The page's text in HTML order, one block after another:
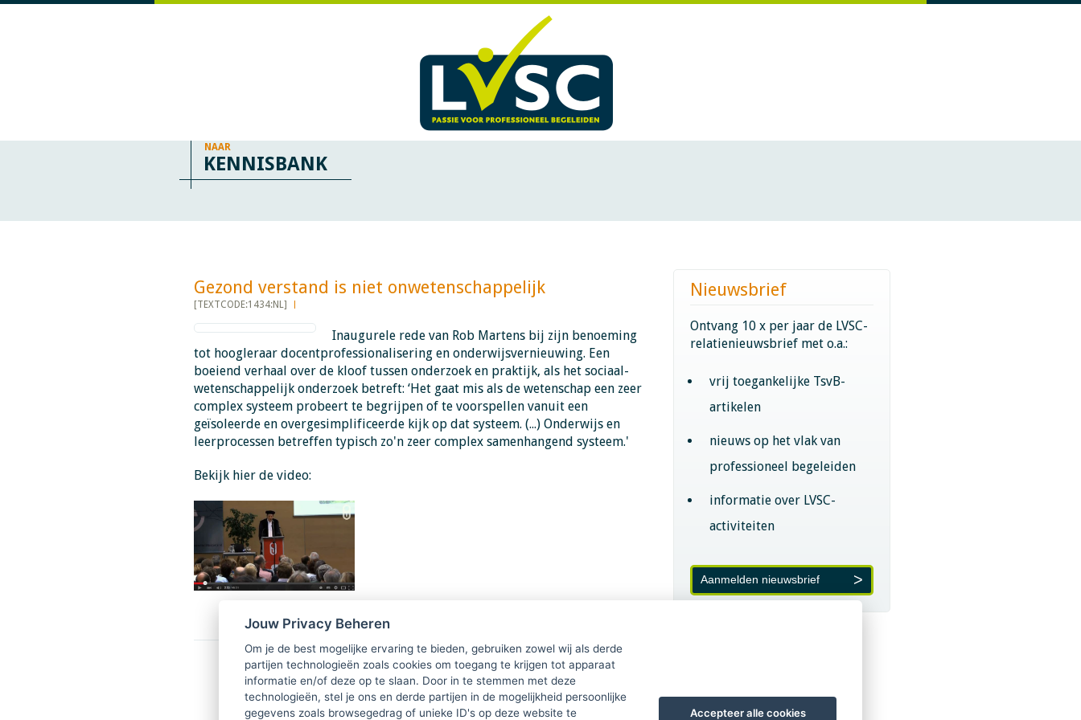
NAAR
KENNISBANK
Gezond verstand is niet onwetenschappelijk ​​​​​​
[TEXTCODE:1434:NL]
Inaugurele rede van Rob Martens bij zijn benoeming
tot hoogleraar docentprofessionalisering en onderwijsvernieuwing. Een
boeiend verhaal over de kloof tussen onderzoek en praktijk, als het sociaal-
wetenschappelijk onderzoek betreft: ‘Het gaat mis als de wetenschap een zeer
complex systeem probeert te begrijpen of te voorspellen vanuit een
geïsoleerde en overgesimplificeerde kijk op dat systeem. (...) Onderwijs en
leerprocessen betreffen typisch zo'n zeer complex samenhangend systeem.'
Bekijk hier de video:
Nieuwsbrief
Ontvang 10 x per jaar de LVSC-
relatienieuwsbrief met o.a.:
vrij toegankelijke TsvB-
artikelen
nieuws op het vlak van
professioneel begeleiden
informatie over LVSC-
activiteiten
Aanmelden nieuwsbrief
Jouw Privacy Beheren
Om je de best mogelijke ervaring te bieden, gebruiken zowel wij als derde
partijen technologieën zoals cookies om toegang te krijgen tot apparaat
informatie en/of deze op te slaan. Door in te stemmen met deze
technologieën, stel je ons en derde partijen in de mogelijkheid persoonlijke
gegevens zoals browsegedrag of unieke ID's op deze website te
Accepteer alle cookies